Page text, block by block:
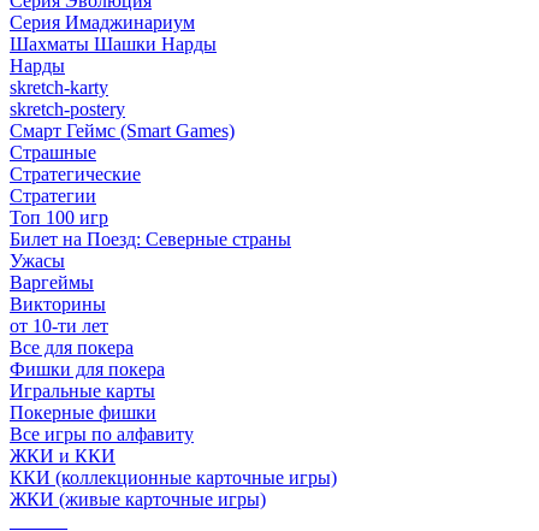
Серия Имаджинариум
Шахматы Шашки Нарды
Нарды
skretch-karty
skretch-postery
Смарт Геймс (Smart Games)
Страшные
Стратегические
Стратегии
Топ 100 игр
Билет на Поезд: Северные страны
Ужасы
Варгеймы
Викторины
от 10-ти лет
Все для покера
Фишки для покера
Игральные карты
Покерные фишки
Все игры по алфавиту
ЖКИ и ККИ
ККИ (коллекционные карточные игры)
ЖКИ (живые карточные игры)